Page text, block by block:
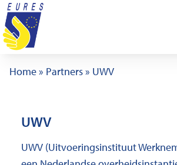
Ga naar de inhoud
Home» Partners» UWV
UWV
UWV (Uitvoeringsinstituut